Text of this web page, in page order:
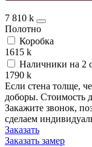
7 810 k
Полотно
Коробка
1615 k
Наличники на 2
1790 k
Если стена толще,
доборы. Стоимость
Закажите звонок,
сделаем
Заказать
Заказать замер